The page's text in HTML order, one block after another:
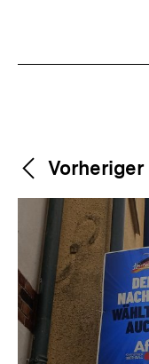
Weitere
Inhalte
Content-
Navigation
Vorheriger